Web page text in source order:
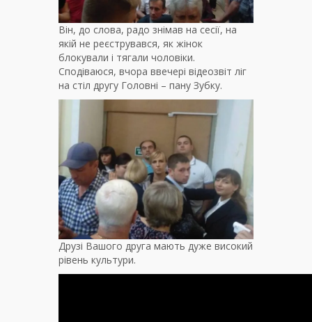
Він, до слова, радо знімав на сесії, на
якій не реєструвався, як жінок
блокували і тягали чоловіки.
Сподіваюся, вчора ввечері відеозвіт ліг
на стіл другу Головні – пану Зубку.
Друзі Вашого друга мають дуже високий
рівень культури.